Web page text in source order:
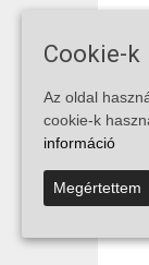
Cookie-k
Az oldal
cookie-k
információ
Megértettem